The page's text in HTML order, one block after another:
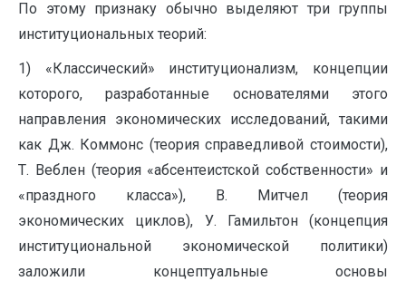
По этому признаку обычно выделяют три группы
институциональных теорий:
1) «Классический» институционализм, концепции
которого, разработанные основателями этого
направления экономических исследований, такими
как Дж. Коммонс (теория справедливой стоимости),
Т. Веблен (теория «абсентеистской собственности» и
«праздного класса»), В. Митчел (теория
экономических циклов), У. Гамильтон (концепция
институциональной экономической политики)
заложили концептуальные основы